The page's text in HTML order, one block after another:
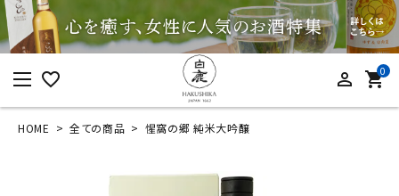
favorite_border person_outline 0
shopping_cart
ログイン 新規会員登録
HOME 全ての商品 惺窩の郷 純米大吟醸